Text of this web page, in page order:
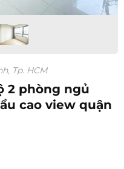
Tp. HCM
2 phòng ngủ
cao view quận